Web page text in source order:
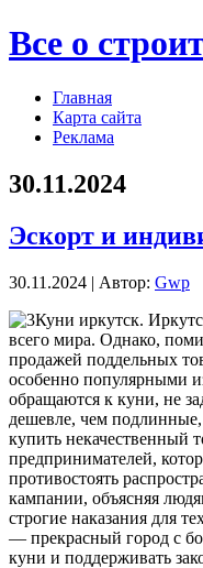
Все о
Главная
Карта сайта
Реклама
30.11.2024
Эскорт и
30.11.2024 | Автор: Gwp
Куни иркутск.
всего мира. Однако,
продажей поддельных
особенно популярными
обращаются к куни, не
дешевле, чем
купить некачественный
предпринимателей,
противостоять
кампании, объясняя
строгие наказания для
— прекрасный город с
куни и поддерживать